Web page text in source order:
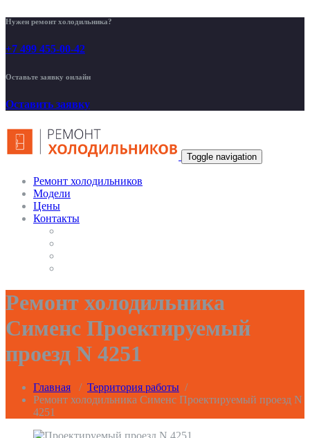
Нужен ремонт холодильника?
+7 499 455-00-42
Оставьте заявку онлайн
Оставить заявку
Toggle navigation
Ремонт холодильников
Модели
Цены
Контакты
Ремонт холодильника
Сименс Проектируемый
проезд N 4251
Главная / Территория работы /
Ремонт холодильника Сименс Проектируемый проезд N
4251